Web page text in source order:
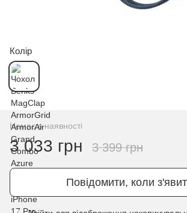
Колір
Немає в наявності
3 033 грн 3 399 грн
Повідомити, коли